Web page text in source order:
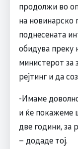
продолжи во
на
поднесената
обидува преку
министерот за
рејтинг и да
-Имаме
и ќе покажеме
две години, за
– додаде тој.